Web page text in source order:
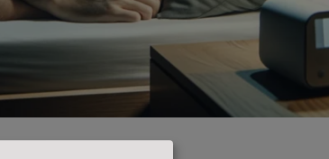
Sozialleistungen
Palliativversorgung